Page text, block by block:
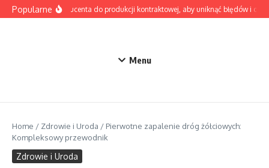
Przejdź do treści
Popularne
Jak wybrać producenta do produkcji kontraktowej, aby uniknąć błędów i
Menu
Home / Zdrowie i Uroda / Pierwotne zapalenie dróg żółciowych:
Kompleksowy przewodnik
Zdrowie i Uroda